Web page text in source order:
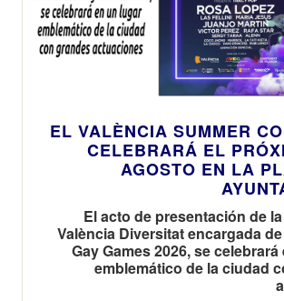
EL VALÈNCIA SUMMER
CELEBRARÁ EL
AGOSTO EN LA
El acto de presentación de
València Diversitat encargada
Gay Games 2026, se
emblemático de la ciudad